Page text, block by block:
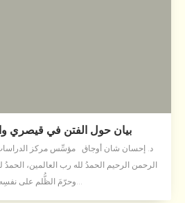
بيان حول الفتن في قيصري
د. إحسان شان أوجاق مؤسِّس مركز الدراسات
الرحمن الرحيم الحمدُ لله رب العالمين، الحمدُ
وحرّمَ الظُّلم على نفسِه وعلى...